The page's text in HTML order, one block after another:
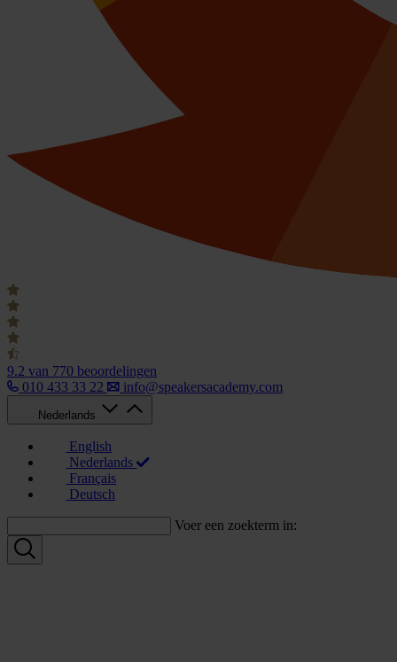
9.2 van 770 beoordelingen
010 433 33 22
info@speakersacademy.com
Nederlands
English
Nederlands
Français
Deutsch
Voer een zoekterm in: